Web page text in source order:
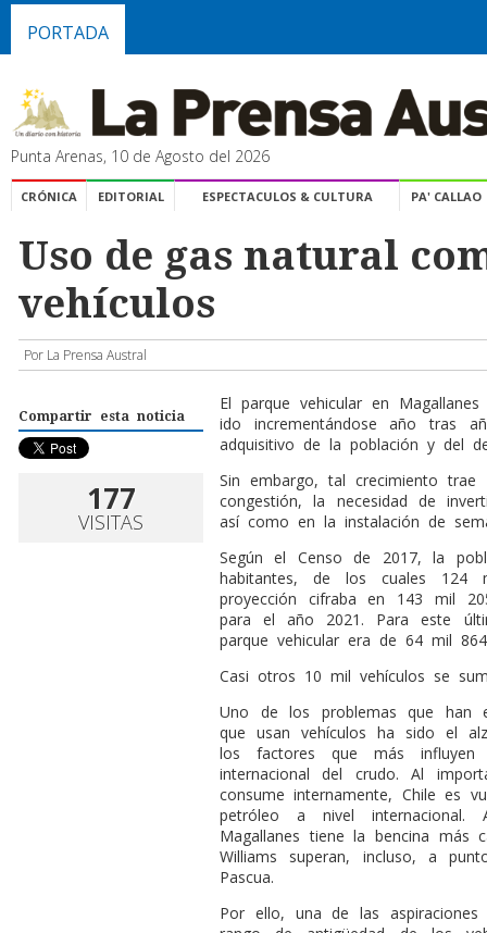
PORTADA
Punta Arenas, 10 de Agosto del 2026
CRÓNICA EDITORIAL ESPECTACULOS & CULTURA PA' CALLAO
Uso de gas natural
vehículos
Por La Prensa Austral
Compartir esta noticia
177
VISITAS
El parque vehicular en
ido incrementándose año tras
adquisitivo de la población y del
Sin embargo, tal crecimiento
congestión, la necesidad de
así como en la instalación de
Según el Censo de 2017, la
habitantes, de los cuales 124
proyección cifraba en 143 mil
para el año 2021. Para este
parque vehicular era de 64 mil
Casi otros 10 mil vehículos se
Uno de los problemas que han
que usan vehículos ha sido el
los factores que más
internacional del crudo. Al
consume internamente, Chile es
petróleo a nivel
Magallanes tiene la bencina más
Williams superan, incluso, a
Pascua.
Por ello, una de las